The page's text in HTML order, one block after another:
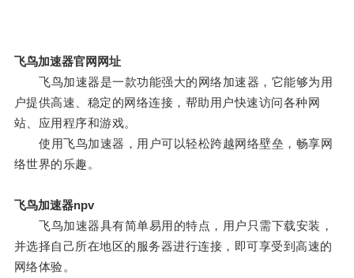
飞鸟加速器官网网址
飞鸟加速器是一款功能强大的网络加速器，它能够为用
户提供高速、稳定的网络连接，帮助用户快速访问各种网
站、应用程序和游戏。
使用飞鸟加速器，用户可以轻松跨越网络壁垒，畅享网
络世界的乐趣。
飞鸟加速器npv
飞鸟加速器具有简单易用的特点，用户只需下载安装，
并选择自己所在地区的服务器进行连接，即可享受到高速的
网络体验。